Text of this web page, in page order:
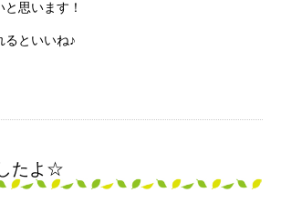
思います！
るといいね♪
たよ☆